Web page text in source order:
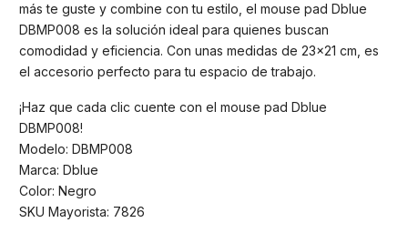
más te guste y combine con tu estilo, el mouse pad Dblue
DBMP008 es la solución ideal para quienes buscan
comodidad y eficiencia. Con unas medidas de 23x21 cm, es
el accesorio perfecto para tu espacio de trabajo.
¡Haz que cada clic cuente con el mouse pad Dblue
DBMP008!
Modelo: DBMP008
Marca: Dblue
Color: Negro
SKU Mayorista: 7826